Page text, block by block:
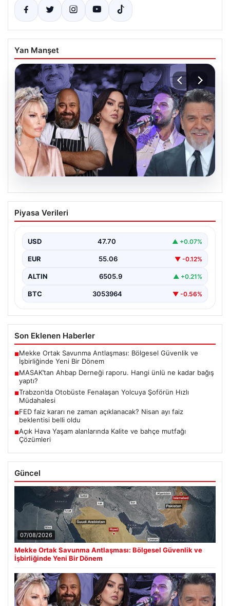
Yan Manşet
06.08.2026
MASAK’tan Ahbap Derneği raporu.
Hangi ünlü ne kadar bağış yaptı?
Bağışları ve Paranın Akibeti”, “content”: “ Son
dönemde…
Piyasa Verileri
USD 47.70 ▲ +0.07%
EUR 55.06 ▼ -0.12%
ALTIN 6505.9 ▲ +0.21%
BTC 3053964 ▼ -0.56%
Son Eklenen Haberler
■Mekke Ortak Savunma Antlaşması: Bölgesel Güvenlik ve
İşbirliğinde Yeni Bir Dönem
■MASAK’tan Ahbap Derneği raporu. Hangi ünlü ne kadar bağış
yaptı?
■Trabzon’da Otobüste Fenalaşan Yolcuya Şoförün Hızlı
Müdahalesi
■FED faiz kararı ne zaman açıklanacak? Nisan ayı faiz
beklentisi belli oldu
■Açık Hava Yaşam alanlarında Kalite ve bahçe mutfağı
Çözümleri
Güncel
07/08/2026
Mekke Ortak Savunma Antlaşması: Bölgesel Güvenlik ve
İşbirliğinde Yeni Bir Dönem